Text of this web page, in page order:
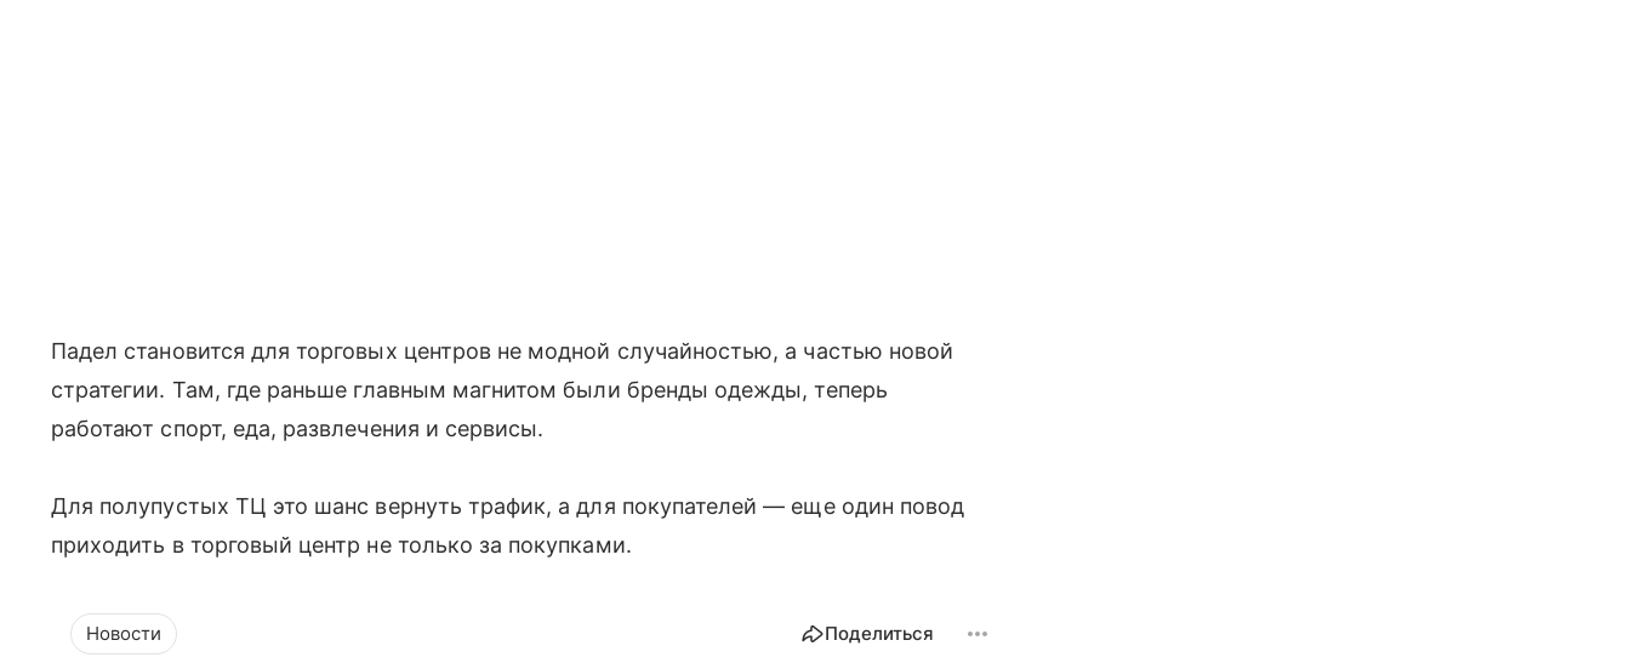
Падел становится для торговых центров не модной случайностью, а частью новой
стратегии. Там, где раньше главным магнитом были бренды одежды, теперь
работают спорт, еда, развлечения и сервисы.
Для полупустых ТЦ это шанс вернуть трафик, а для покупателей — еще один повод
приходить в торговый центр не только за покупками.
Новости Поделиться